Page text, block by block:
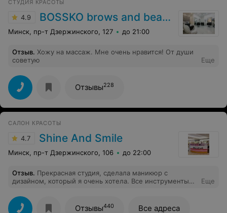
СТУДИЯ КРАСОТЫ
4.9 BOSSKO brows and beauty
Минск, пр-т Дзержинского, 127 до 21:00
Отзыв. Хожу на массаж. Мне очень нравится! От души
советую
Еще
Отзывы228
САЛОН КРАСОТЫ
4.7 Shine And Smile
Минск, пр-т Дзержинского, 106 до 22:00
Отзыв. Прекрасная студия, сделала маникюр с
дизайном, который я очень хотела. Все инструменты
всех норм гигиены. Рекомендую всем, кто ищет
качественный маникюр и приятную обстановку!
Еще
Отзывы440 Все адреса